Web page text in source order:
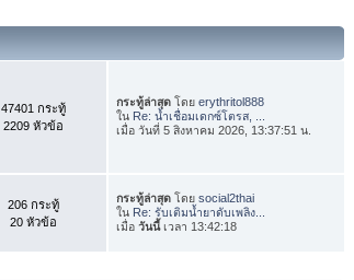
47401 กระทู้
2209 หัวข้อ
กระทู้ล่าสุด โดยerythritol888
ใน Re: น้ำเชื่อมเดกซ์โตรส, ...
เมื่อ วันที่ 5 สิงหาคม 2026, 13:37:51 น.
206 กระทู้
20 หัวข้อ
กระทู้ล่าสุด โดยsocial2thai
ใน Re: รับเติมน้ำยาดับเพลิง...
เมื่อวันนี้เวลา 13:42:18